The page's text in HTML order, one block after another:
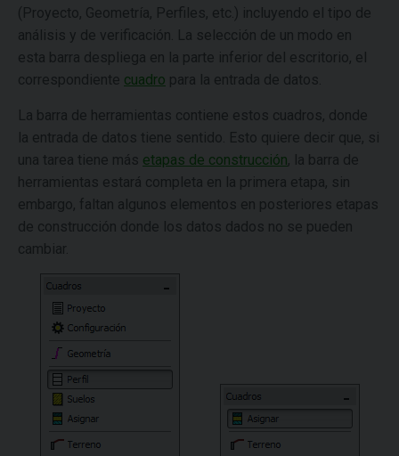
(Proyecto, Geometría, Perfiles, etc.) incluyendo el tipo de
análisis y de verificación. La selección de un modo en
esta barra despliega en la parte inferior del escritorio, el
correspondiente cuadro para la entrada de datos.
La barra de herramientas contiene estos cuadros, donde
la entrada de datos tiene sentido. Esto quiere decir que, si
una tarea tiene más etapas de construcción, la barra de
herramientas estará completa en la primera etapa, sin
embargo, faltan algunos elementos en posteriores etapas
de construcción donde los datos dados no se pueden
cambiar.